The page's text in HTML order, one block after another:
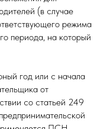
(в случае
режима
периода, на который
год или с начала
от
со статьей 249